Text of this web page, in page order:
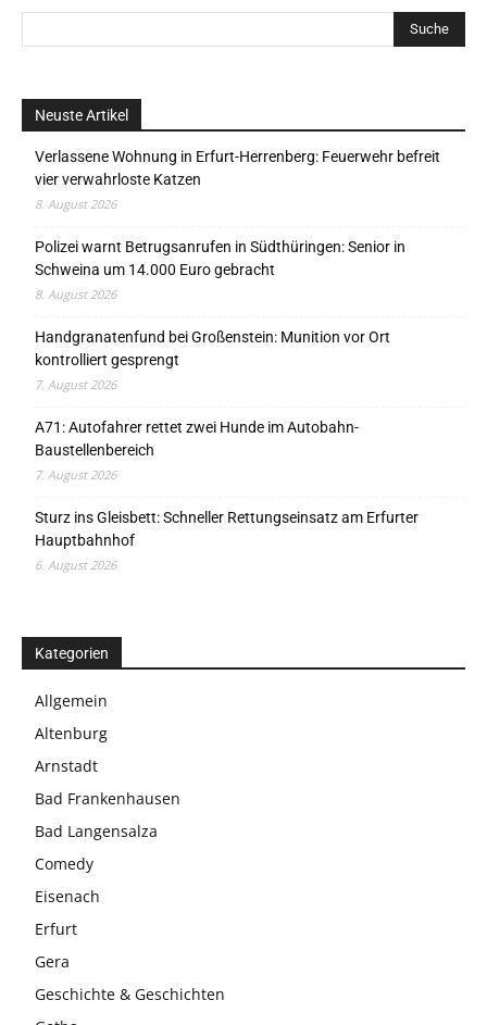
Neuste Artikel
Verlassene Wohnung in Erfurt-Herrenberg: Feuerwehr befreit
vier verwahrloste Katzen
8. August 2026
Polizei warnt Betrugsanrufen in Südthüringen: Senior in
Schweina um 14.000 Euro gebracht
8. August 2026
Handgranatenfund bei Großenstein: Munition vor Ort
kontrolliert gesprengt
7. August 2026
A71: Autofahrer rettet zwei Hunde im Autobahn-
Baustellenbereich
7. August 2026
Sturz ins Gleisbett: Schneller Rettungseinsatz am Erfurter
Hauptbahnhof
6. August 2026
Kategorien
Allgemein
Altenburg
Arnstadt
Bad Frankenhausen
Bad Langensalza
Comedy
Eisenach
Erfurt
Gera
Geschichte & Geschichten